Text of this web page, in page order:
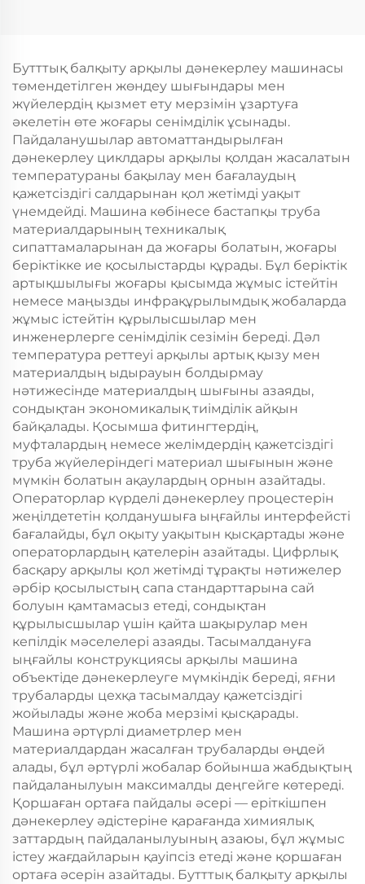
Бутттық балқыту арқылы дәнекерлеу машинасы
төмендетілген жөндеу шығындары мен
жүйелердің қызмет ету мерзімін ұзартуға
әкелетін өте жоғары сенімділік ұсынады.
Пайдаланушылар автоматтандырылған
дәнекерлеу циклдары арқылы қолдан жасалатын
температураны бақылау мен бағалаудың
қажетсіздігі салдарынан қол жетімді уақыт
үнемдейді. Машина көбінесе бастапқы труба
материалдарының техникалық
сипаттамаларынан да жоғары болатын, жоғары
беріктікке ие қосылыстарды құрады. Бұл беріктік
артықшылығы жоғары қысымда жұмыс істейтін
немесе маңызды инфрақұрылымдық жобаларда
жұмыс істейтін құрылысшылар мен
инженерлерге сенімділік сезімін береді. Дәл
температура реттеуі арқылы артық қызу мен
материалдың ыдырауын болдырмау
нәтижесінде материалдың шығыны азаяды,
сондықтан экономикалық тиімділік айқын
байқалады. Қосымша фитингтердің,
муфталардың немесе желімдердің қажетсіздігі
труба жүйелеріндегі материал шығынын және
мүмкін болатын ақаулардың орнын азайтады.
Операторлар күрделі дәнекерлеу процестерін
жеңілдететін қолданушыға ыңғайлы интерфейсті
бағалайды, бұл оқыту уақытын қысқартады және
операторлардың қателерін азайтады. Цифрлық
басқару арқылы қол жетімді тұрақты нәтижелер
әрбір қосылыстың сапа стандарттарына сай
болуын қамтамасыз етеді, сондықтан
құрылысшылар үшін қайта шақырулар мен
кепілдік мәселелері азаяды. Тасымалдануға
ыңғайлы конструкциясы арқылы машина
объектіде дәнекерлеуге мүмкіндік береді, яғни
трубаларды цехқа тасымалдау қажетсіздігі
жойылады және жоба мерзімі қысқарады.
Машина әртүрлі диаметрлер мен
материалдардан жасалған трубаларды өңдей
алады, бұл әртүрлі жобалар бойынша жабдықтың
пайдаланылуын максималды деңгейге көтереді.
Қоршаған ортаға пайдалы әсері — еріткішпен
дәнекерлеу әдістеріне қарағанда химиялық
заттардың пайдаланылуының азаюы, бұл жұмыс
істеу жағдайларын қауіпсіз етеді және қоршаған
ортаға әсерін азайтады. Бутттық балқыту арқылы